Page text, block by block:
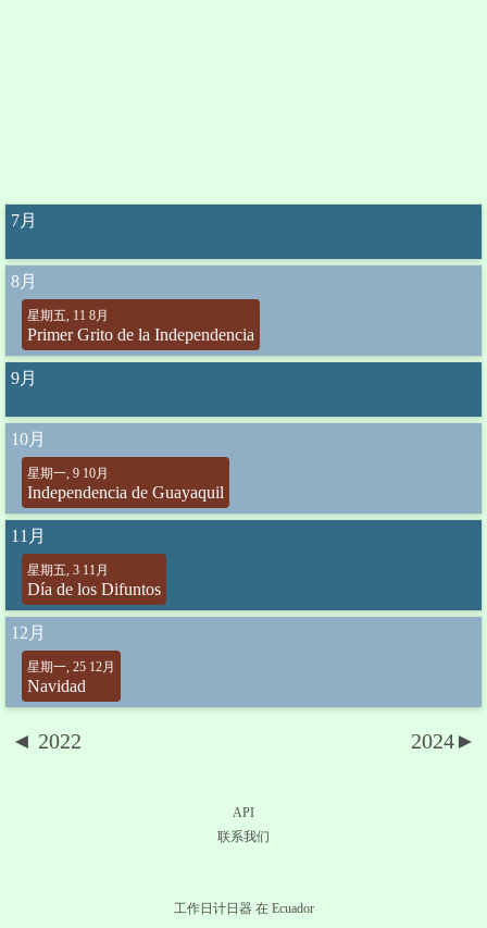
7月
8月
星期五, 11 8月
Primer Grito de la Independencia
9月
10月
星期一, 9 10月
Independencia de Guayaquil
11月
星期五, 3 11月
Día de los Difuntos
12月
星期一, 25 12月
Navidad
◄ 2022 2024►
API
联系我们
工作日计日器 在 Ecuador